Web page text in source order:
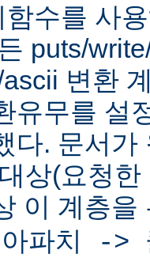
수를 사
puts/
변환
유무를 설
다. 문서가
상(요청
이 계층
아파치 ->